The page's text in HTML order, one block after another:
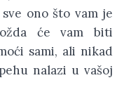
ono što vam je
će vam biti
sami, ali nikad
nalazi u vašoj